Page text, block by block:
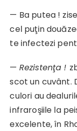
— Ba putea !
cel puţin
te infectezi
— Rezistenţa !
scot un cuvânt.
culori au
infraroşiile la
excelente, în